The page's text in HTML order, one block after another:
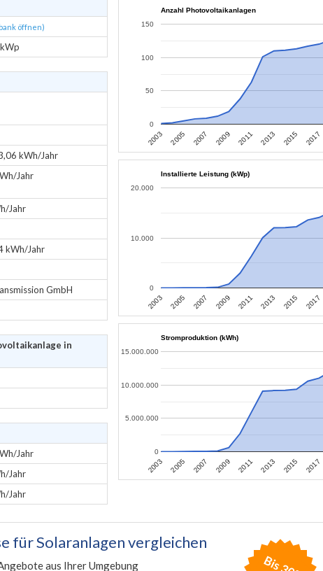
öffnen)
kWh/Jahr
Jahr
Jahr
kWh/Jahr
GmbH
in
Jahr
Jahr
Jahr
Anzahl Photovoltaikanlagen
2003 2005 2007 2009 2011 2013 2015 2017
0
50
100
150
Installierte Leistung (kWp)
2003 2005 2007 2009 2011 2013 2015 2017
0
10.000
20.000
Stromproduktion (kWh)
2003 2005 2007 2009 2011 2013 2015 2017
0
5.000.000
10.000.000
15.000.000
fürSolaranlagen vergleichen
aus Ihrer Umgebung